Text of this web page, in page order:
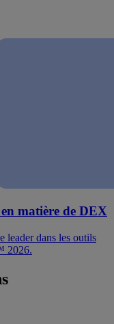
matière de DEX
leader dans les outils
2026.